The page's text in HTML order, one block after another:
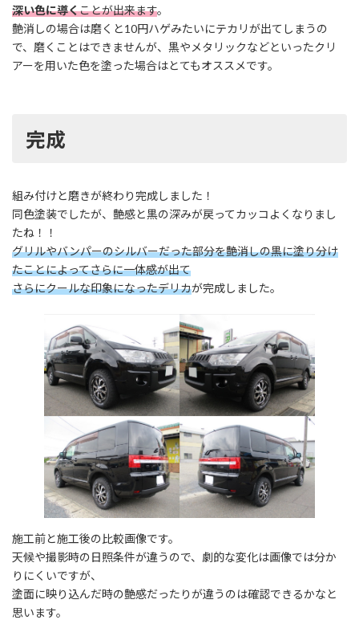
深い色に導くことが出来ます。
艶消しの場合は磨くと10円ハゲみたいにテカリが出てしまうの
で、磨くことはできませんが、黒やメタリックなどといったクリ
アーを用いた色を塗った場合はとてもオススメです。
完成
組み付けと磨きが終わり完成しました！
同色塗装でしたが、艶感と黒の深みが戻ってカッコよくなりまし
たね！！
グリルやバンパーのシルバーだった部分を艶消しの黒に塗り分け
たことによってさらに一体感が出て
さらにクールな印象になったデリカが完成しました。
施工前と施工後の比較画像です。
天候や撮影時の日照条件が違うので、劇的な変化は画像では分か
りにくいですが、
塗面に映り込んだ時の艶感だったりが違うのは確認できるかなと
思います。